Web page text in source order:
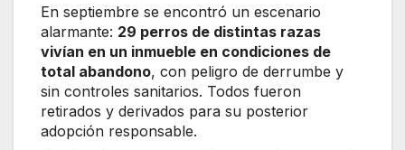
En septiembre se encontró un escenario
alarmante: 29 perros de distintas razas
vivían en un inmueble en condiciones de
total abandono, con peligro de derrumbe y
sin controles sanitarios. Todos fueron
retirados y derivados para su posterior
adopción responsable.